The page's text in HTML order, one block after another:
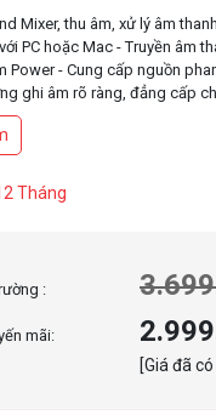
Mixer, thu âm, xử lý âm thanh
PC hoặc Mac - Truyền âm
Power - Cung cấp nguồn
ghi âm rõ ràng, đẳng cấp
từ thiết bị di động của bạn
qua cáp aux 4 cực. Hoàn
Tháng
:
mãi:
[Giá đã